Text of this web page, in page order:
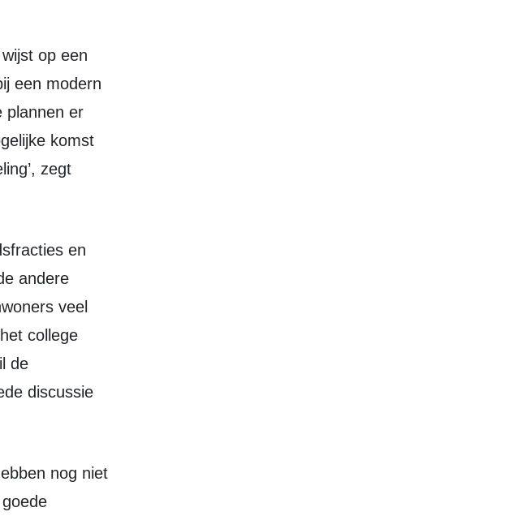
een modern
plannen er
komst
zegt
andere
veel
college
de
discussie